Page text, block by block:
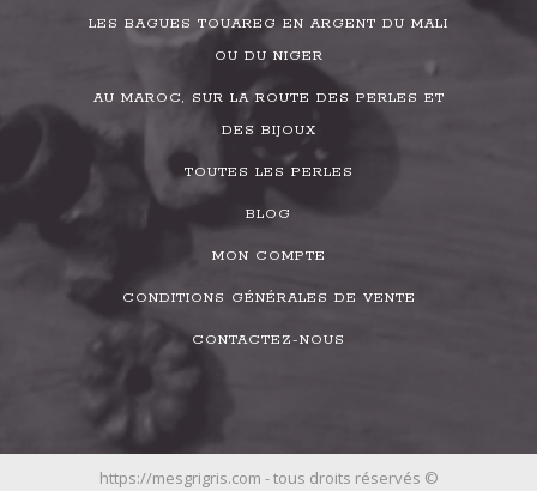
LES BAGUES TOUAREG EN ARGENT DU MALI
OU DU NIGER
AU MAROC, SUR LA ROUTE DES PERLES ET
DES BIJOUX
TOUTES LES PERLES
BLOG
MON COMPTE
CONDITIONS GÉNÉRALES DE VENTE
CONTACTEZ-NOUS
https://mesgrigris.com - tous droits réservés ©